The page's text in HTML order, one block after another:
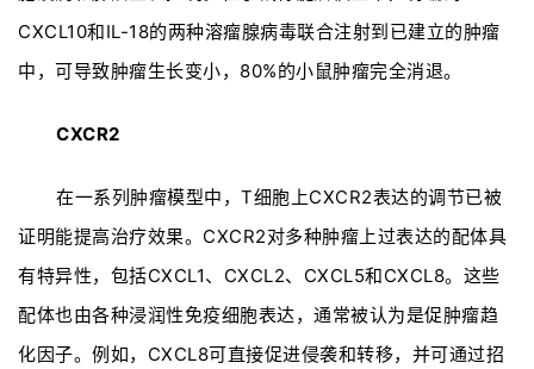
CXCL10和IL-18的两种溶瘤腺病毒联合注射到已建立的肿瘤
中，可导致肿瘤生长变小，80%的小鼠肿瘤完全消退。
CXCR2
在一系列肿瘤模型中，T细胞上CXCR2表达的调节已被
证明能提高治疗效果。CXCR2对多种肿瘤上过表达的配体具
有特异性，包括CXCL1、CXCL2、CXCL5和CXCL8。这些
配体也由各种浸润性免疫细胞表达，通常被认为是促肿瘤趋
化因子。例如，CXCL8可直接促进侵袭和转移，并可通过招